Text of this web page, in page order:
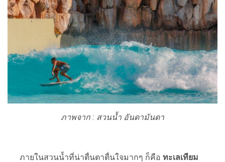
ภาพจาก : สวนน้ำ อันดามันดา
ภายในสวนน้ำที่น่าตื่นตาตื่นใจมากๆ ก็คือ ทะเลเทียม